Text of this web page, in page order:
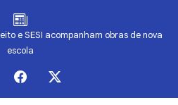
e SESI acompanham obras de nova
escola